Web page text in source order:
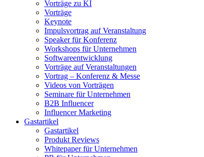
Vorträge zu KI
Vorträge
Keynote
Impulsvortrag auf Veranstaltung
Speaker für Konferenz
Workshops für Unternehmen
Softwareentwicklung
Vorträge auf Veranstaltungen
Vortrag – Konferenz & Messe
Videos von Vorträgen
Seminare für Unternehmen
B2B Influencer
Influencer Marketing
Gastartikel
Gastartikel
Produkt Reviews
Whitepaper für Unternehmen